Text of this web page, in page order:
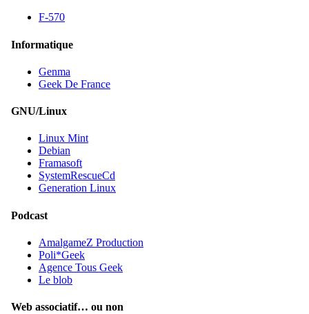
F-570
Informatique
Genma
Geek De France
GNU/Linux
Linux Mint
Debian
Framasoft
SystemRescueCd
Generation Linux
Podcast
AmalgameZ Production
Poli*Geek
Agence Tous Geek
Le blob
Web associatif… ou non